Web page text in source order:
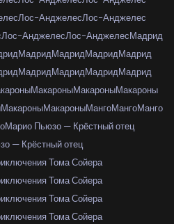
Лос-АнджелесЛос-Анджелес
Лос-АнджелесЛос-АнджелесМадрид
МадридМадридМадридМадрид
МадридМадридМадридМадрид
МакароныМакароныМакароны
МакароныМакароныМангоМангоМанго
Марио Пьюзо — Крёстный отец
— Крёстный отец
Тома Сойера
Тома Сойера
Тома Сойера
Тома Сойера